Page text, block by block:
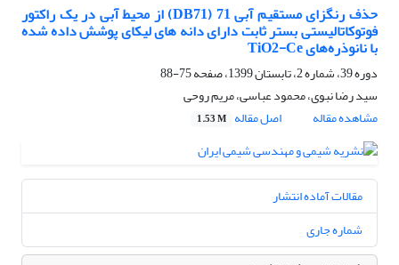
حذف رنگزای مستقیم آبی 71 (DB71) از محیط آبی در یک راکتور
فوتوکاتالیستی بستر ثابت دارای دانه های لیکای پوشش داده شده
با نانوذره‌های TiO2-Ce
دوره 39، شماره 2، تابستان 1399، صفحه
75-88
سید رضا نبوی، محمود عباسی، مریم روحی
مشاهده مقاله
اصل مقاله 1.53 M
مقالات آماده انتشار
شماره جاری